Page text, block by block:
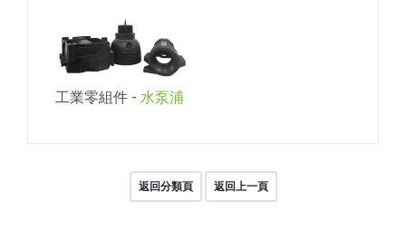
工業零組件 - 水泵浦
返回分類頁 返回上一頁